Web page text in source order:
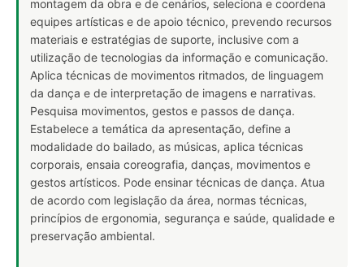
montagem da obra e de cenários, seleciona e coordena
equipes artísticas e de apoio técnico, prevendo recursos
materiais e estratégias de suporte, inclusive com a
utilização de tecnologias da informação e comunicação.
Aplica técnicas de movimentos ritmados, de linguagem
da dança e de interpretação de imagens e narrativas.
Pesquisa movimentos, gestos e passos de dança.
Estabelece a temática da apresentação, define a
modalidade do bailado, as músicas, aplica técnicas
corporais, ensaia coreografia, danças, movimentos e
gestos artísticos. Pode ensinar técnicas de dança. Atua
de acordo com legislação da área, normas técnicas,
princípios de ergonomia, segurança e saúde, qualidade e
preservação ambiental.